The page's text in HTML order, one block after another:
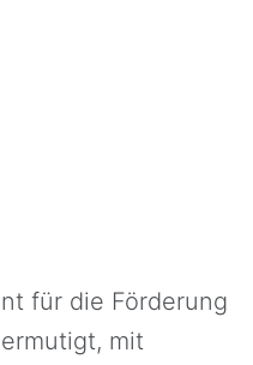
für die Förderung
mit